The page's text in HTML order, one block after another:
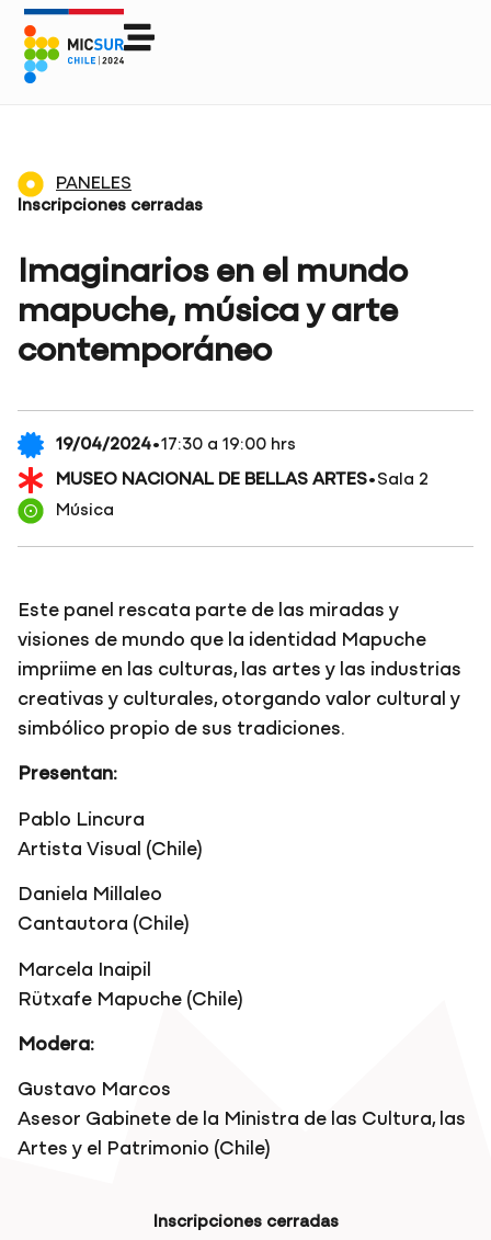
PANELES
Inscripciones cerradas
Imaginarios en el mundo
mapuche, música y arte
contemporáneo
19/04/2024·17:30 a 19:00 hrs
MUSEO NACIONAL DE BELLAS ARTES·Sala 2
Música
Este panel rescata parte de las miradas y
visiones de mundo que la identidad Mapuche
impriime en las culturas, las artes y las industrias
creativas y culturales, otorgando valor cultural y
simbólico propio de sus tradiciones.
Presentan:
Pablo Lincura
Artista Visual (Chile)
Daniela Millaleo
Cantautora (Chile)
Marcela Inaipil
Rütxafe Mapuche (Chile)
Modera:
Gustavo Marcos
Asesor Gabinete de la Ministra de las Cultura, las
Artes y el Patrimonio (Chile)
Inscripciones cerradas